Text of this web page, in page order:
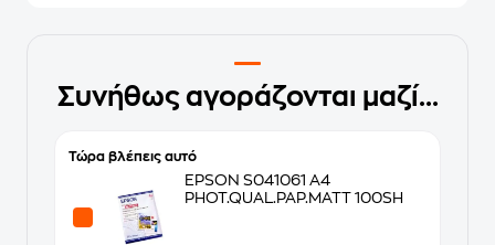
Συνήθως αγοράζονται μαζί...
Τώρα βλέπεις αυτό
EPSON S041061 A4
PHOT.QUAL.PAP.MATT 100SH